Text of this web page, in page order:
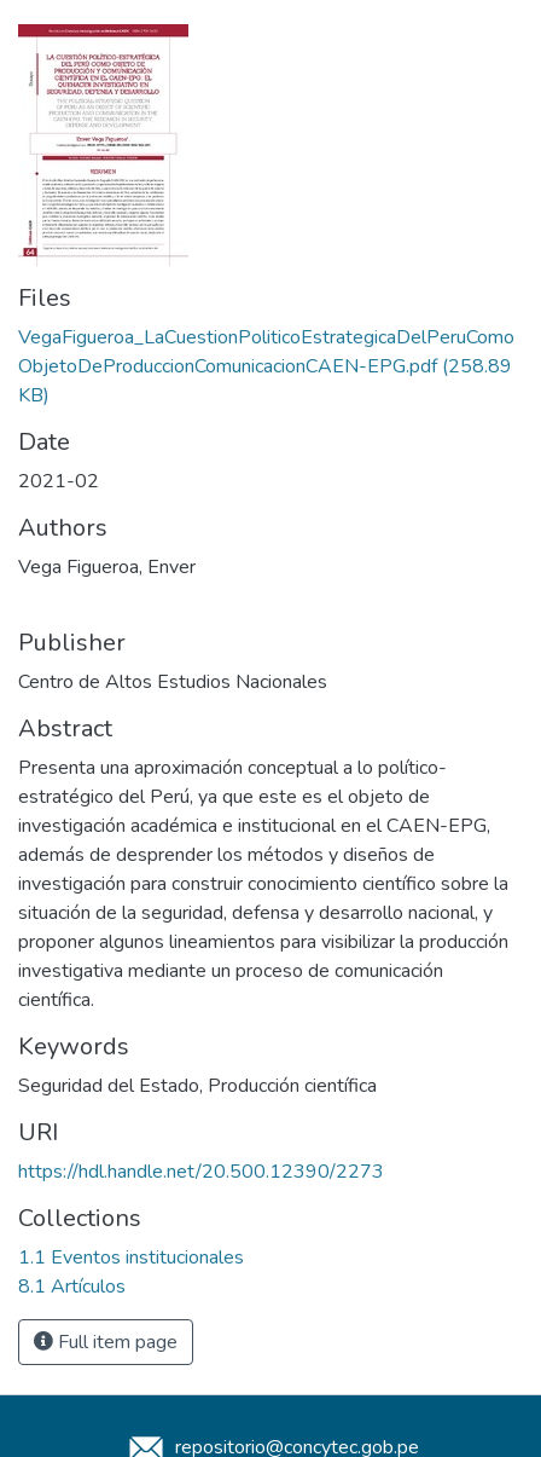
Files
VegaFigueroa_LaCuestionPoliticoEstrategicaDelPeruComo
ObjetoDeProduccionComunicacionCAEN-EPG.pdf (258.89
KB)
Date
2021-02
Authors
Vega Figueroa, Enver
Publisher
Centro de Altos Estudios Nacionales
Abstract
Presenta una aproximación conceptual a lo político-
estratégico del Perú, ya que este es el objeto de
investigación académica e institucional en el CAEN-EPG,
además de desprender los métodos y diseños de
investigación para construir conocimiento científico sobre la
situación de la seguridad, defensa y desarrollo nacional, y
proponer algunos lineamientos para visibilizar la producción
investigativa mediante un proceso de comunicación
científica.
Keywords
Seguridad del Estado, Producción científica
URI
https://hdl.handle.net/20.500.12390/2273
Collections
1.1 Eventos institucionales
8.1 Artículos
Full item page
repositorio@concytec.gob.pe